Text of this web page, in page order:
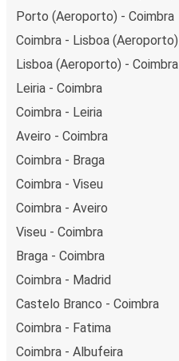
Porto (Aeroporto) - Coimbra
Coimbra - Lisboa (Aeroporto)
Lisboa (Aeroporto) - Coimbra
Leiria - Coimbra
Coimbra - Leiria
Aveiro - Coimbra
Coimbra - Braga
Coimbra - Viseu
Coimbra - Aveiro
Viseu - Coimbra
Braga - Coimbra
Coimbra - Madrid
Castelo Branco - Coimbra
Coimbra - Fatima
Coimbra - Albufeira